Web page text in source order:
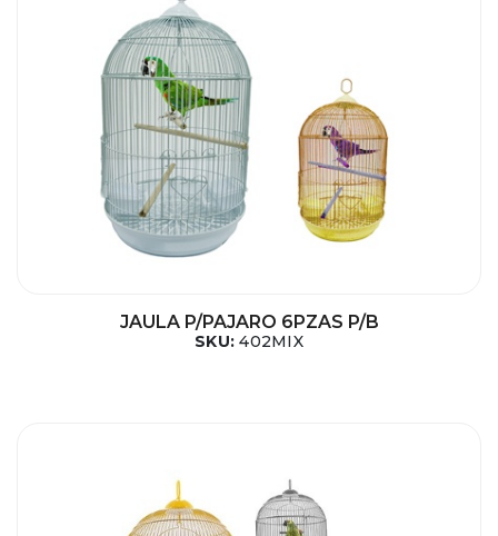
JAULA P/PAJARO 6PZAS P/B
SKU:402MIX